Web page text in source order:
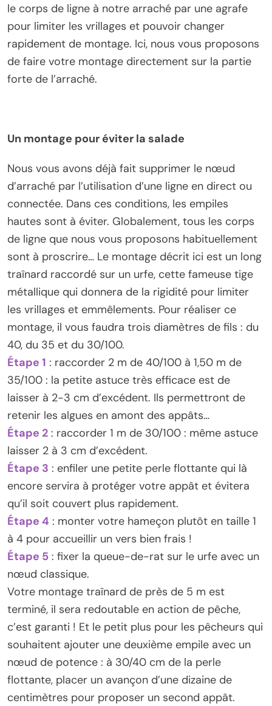
le corps de ligne à notre arraché par une agrafe
pour limiter les vrillages et pouvoir changer
rapidement de montage. Ici, nous vous proposons
de faire votre montage directement sur la partie
forte de l’arraché.
Un montage pour éviter la salade
Nous vous avons déjà fait supprimer le nœud
d’arraché par l’utilisation d’une ligne en direct ou
connectée. Dans ces conditions, les empiles
hautes sont à éviter. Globalement, tous les corps
de ligne que nous vous proposons habituellement
sont à proscrire… Le montage décrit ici est un long
traînard raccordé sur un urfe, cette fameuse tige
métallique qui donnera de la rigidité pour limiter
les vrillages et emmêlements. Pour réaliser ce
montage, il vous faudra trois diamètres de fils : du
40, du 35 et du 30/100.
Étape 1 : raccorder 2 m de 40/100 à 1,50 m de
35/100 : la petite astuce très efficace est de
laisser à 2-3 cm d’excédent. Ils permettront de
retenir les algues en amont des appâts…
Étape 2 : raccorder 1 m de 30/100 : même astuce
laisser 2 à 3 cm d’excédent.
Étape 3 : enfiler une petite perle flottante qui là
encore servira à protéger votre appât et évitera
qu’il soit couvert plus rapidement.
Étape 4 : monter votre hameçon plutôt en taille 1
à 4 pour accueillir un vers bien frais !
Étape 5 : fixer la queue-de-rat sur le urfe avec un
nœud classique.
Votre montage traînard de près de 5 m est
terminé, il sera redoutable en action de pêche,
c’est garanti ! Et le petit plus pour les pêcheurs qui
souhaitent ajouter une deuxième empile avec un
nœud de potence : à 30/40 cm de la perle
flottante, placer un avançon d’une dizaine de
centimètres pour proposer un second appât.